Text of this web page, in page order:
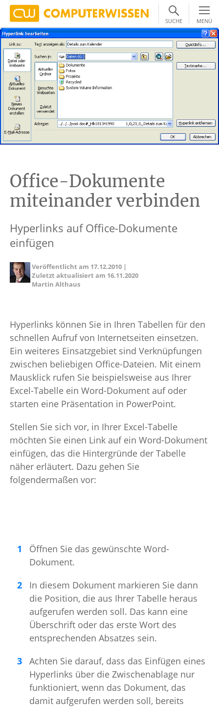
SUCHE MENÜ
Office-Dokumente
miteinander verbinden
Hyperlinks auf Office-Dokumente
einfügen
Veröffentlicht am 17.12.2010 |
Zuletzt aktualisiert am 16.11.2020
Martin Althaus
Hyperlinks können Sie in Ihren Tabellen für den
schnellen Aufruf von Internetseiten einsetzen.
Ein weiteres Einsatzgebiet sind Verknüpfungen
zwischen beliebigen Office-Dateien. Mit einem
Mausklick rufen Sie beispielsweise aus Ihrer
Excel-Tabelle ein Word-Dokument auf oder
starten eine Präsentation in PowerPoint.
Stellen Sie sich vor, in Ihrer Excel-Tabelle
möchten Sie einen Link auf ein Word-Dokument
einfügen, das die Hintergründe der Tabelle
näher erläutert. Dazu gehen Sie
folgendermaßen vor:
Öffnen Sie das gewünschte Word-
Dokument.
In diesem Dokument markieren Sie dann
die Position, die aus Ihrer Tabelle heraus
aufgerufen werden soll. Das kann eine
Überschrift oder das erste Wort des
entsprechenden Absatzes sein.
Achten Sie darauf, dass das Einfügen eines
Hyperlinks über die Zwischenablage nur
funktioniert, wenn das Dokument, das
damit aufgerufen werden soll, bereits